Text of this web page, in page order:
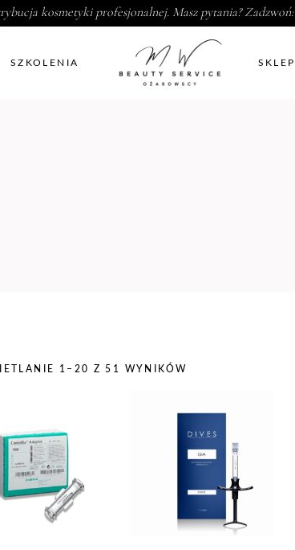
kosmetyki profesjonalnej. Masz pytania? Zadzwoń:
SZKOLENIA SKLEP
1–20 Z 51 WYNIKÓW